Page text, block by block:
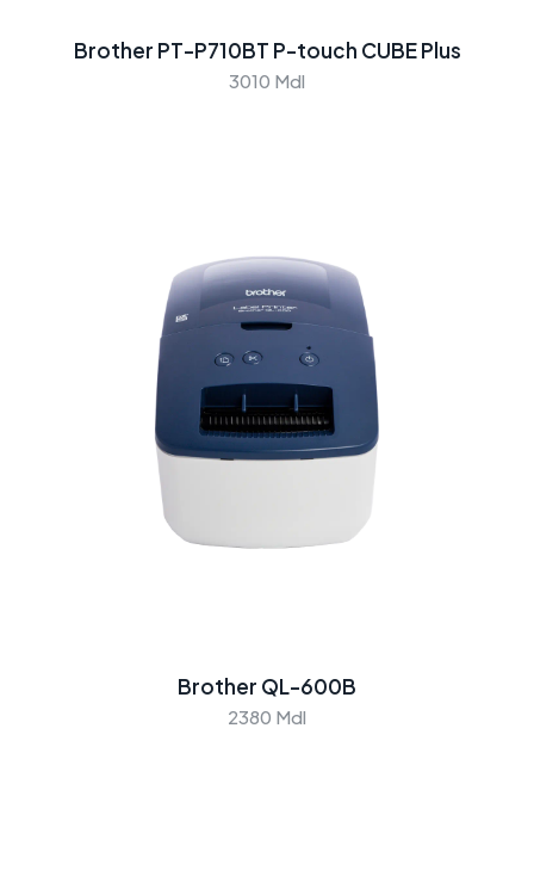
Brother PT-P710BT P-touch CUBE Plus
3010 Mdl
Brother QL-600B
2380 Mdl